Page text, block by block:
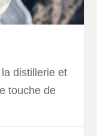
distillerie et
touche de